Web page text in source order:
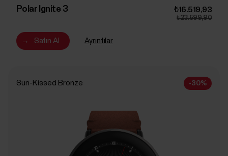
Polar Ignite 3 ₺16.519,93
₺23.599,90
→ Satın Al Ayrıntılar
Sun-Kissed Bronze -30%